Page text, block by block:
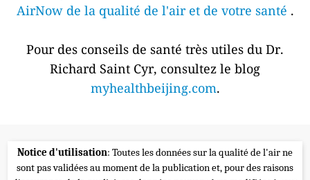
AirNow de la qualité de l'air et de votre santé .
Pour des conseils de santé très utiles du Dr.
Richard Saint Cyr, consultez le blog
myhealthbeijing.com.
Notice d'utilisation: Toutes les données sur la qualité de l'air ne
sont pas validées au moment de la publication et, pour des raisons